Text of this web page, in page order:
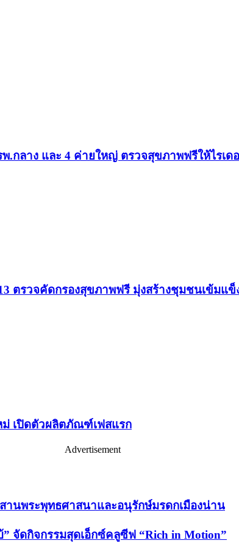
.กลาง และ 4 ค่ายใหญ่ ตรวจสุขภาพฟรีให้ไรเด
ตรวจคัดกรองสุขภาพฟรี มุ่งสร้างชุมชนเข้มแข็
เปิดตัวผลิตภัณฑ์เฟสแรก
Advertisement
นพระพุทธศาสนาและอนุรักษ์มรดกเมืองน่าน
” จัดกิจกรรมสุดเอ็กซ์คลูซีฟ “Rich in Motion”